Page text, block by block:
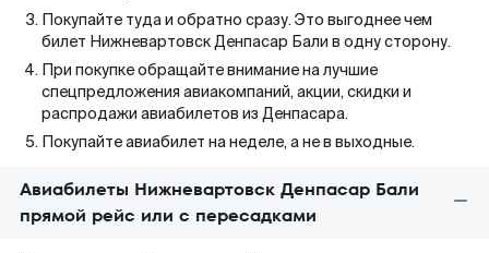
Покупайте туда и обратно сразу. Это выгоднее чем
билет Нижневартовск Денпасар Бали в одну сторону.
При покупке обращайте внимание на лучшие
спецпредложения авиакомпаний, акции, скидки и
распродажи авиабилетов из Денпасара.
Покупайте авиабилет на неделе, а не в выходные.
Авиабилеты Нижневартовск Денпасар Бали
прямой рейс или с пересадками